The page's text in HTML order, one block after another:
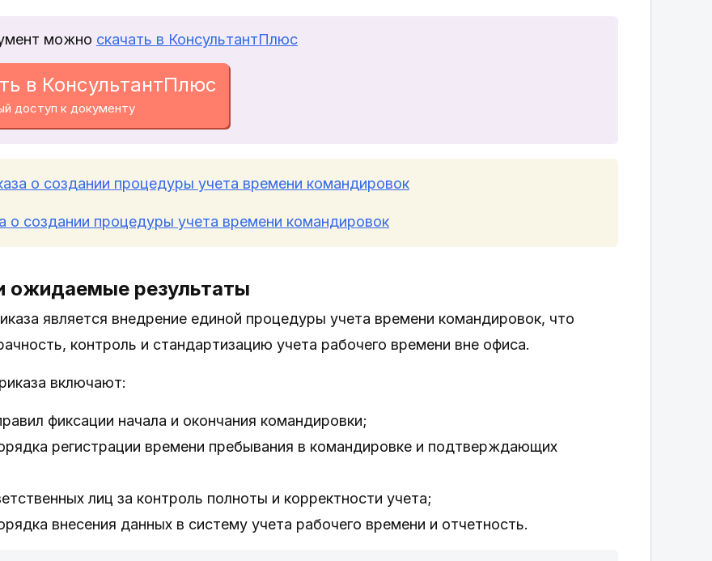
можно скачать в КонсультантПлюс
в КонсультантПлюс
доступ к документу
о создании процедуры учета времени командировок
о создании процедуры учета времени командировок
ожидаемые результаты
является внедрение единой процедуры учета времени командировок, что
контроль и стандартизацию учета рабочего времени вне офиса.
включают:
фиксации начала и окончания командировки;
регистрации времени пребывания в командировке и подтверждающих
лиц за контроль полноты и корректности учета;
внесения данных в систему учета рабочего времени и отчетность.